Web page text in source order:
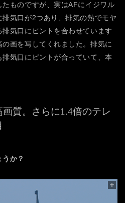
ものですが、実はAFにイジワル
気口が2つあり、排気の熱でモヤ
気口にピントを合わせています
画を写してくれました。排気に
気口にピントが合っていて、本
質。 さらに1.4倍のテレ
か？